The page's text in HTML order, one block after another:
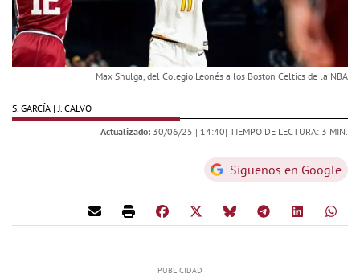
Max Shulga, del Colegio Leonés a los Boston Celtics de la NBA
S. GARCÍA | J. CALVO
Actualizado: 30/06/25 | 14:40| TIEMPO DE LECTURA: 3 MIN.
Síguenos en Google